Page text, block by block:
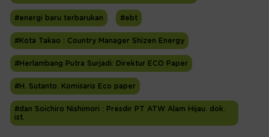
#energi baru terbarukan #ebt
#Kota Takao : Country Manager Shizen Energy
#Herlambang Putra Surjadi: Direktur ECO Paper
#H. Sutanto: Komisaris Eco paper
#dan Soichiro Nishimori : Presdir PT ATW Alam Hijau. dok.
ist.